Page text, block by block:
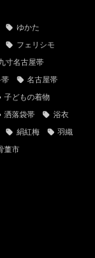
ゆかた
フェリシモ
寸名古屋帯
名古屋帯
子どもの着物
洒落袋帯 浴衣
絹紅梅 羽織
董市